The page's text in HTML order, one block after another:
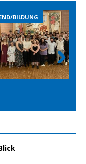
JUGEND/BILDUNG
Nex
t